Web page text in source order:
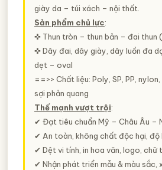
giày da – túi xách – nội thất.
Sản phẩm chủ lực:
✜ Thun tròn – thun bản – đai thun
✜ Dây đai, dây giày, dây luồn đa
dẹt – oval
==>> Chất liệu: Poly, SP, PP,
sợi phản quang
Thế mạnh vượt trội:
✔ Đạt tiêu chuẩn Mỹ – Châu Âu –
✔ An toàn, không chất độc hại, độ
✔ Dệt vi tính, in hoa văn, logo, chữ
✔ Nhận phát triển mẫu & màu sắc,